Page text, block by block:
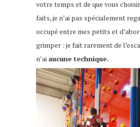
votre temps et de que vous
faits, je n’ai pas spécialement
occupé entre mes petits et
grimper : je fait rarement de
n’ai aucune technique.